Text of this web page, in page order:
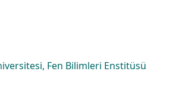
Fen Bilimleri Enstitüsü